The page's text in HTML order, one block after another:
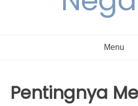
Menu
Pentingnya